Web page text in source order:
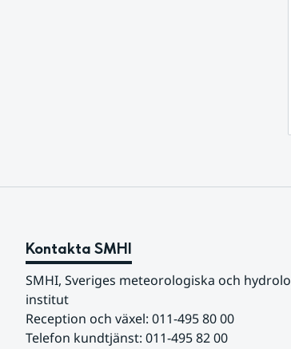
Kontakta SMHI
SMHI, Sveriges meteorologiska och
institut
Reception och växel: 011-495 80 00
Telefon kundtjänst: 011-495 82 00